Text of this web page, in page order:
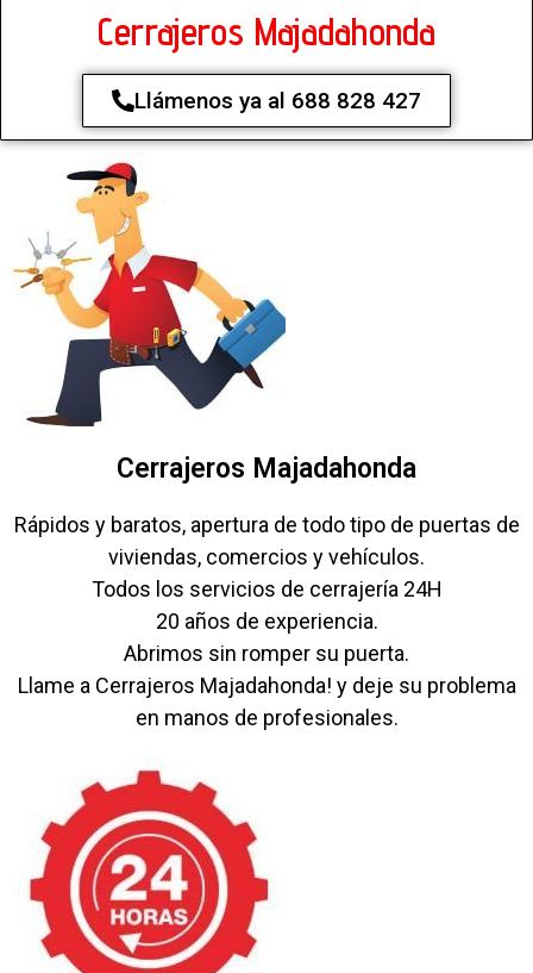
Cerrajeros Majadahonda
Llámenos ya al 688 828 427
Cerrajeros Majadahonda
Rápidos y baratos, apertura de todo tipo de puertas de
viviendas, comercios y vehículos.
Todos los servicios de cerrajería 24H
20 años de experiencia.
Abrimos sin romper su puerta.
Llame a Cerrajeros Majadahonda! y deje su problema
en manos de profesionales.